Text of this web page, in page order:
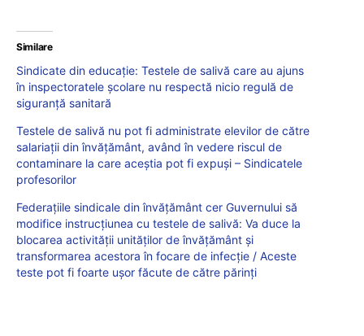
Similare
Sindicate din educație: Testele de salivă care au ajuns
în inspectoratele şcolare nu respectă nicio regulă de
siguranţă sanitară
Testele de salivă nu pot fi administrate elevilor de către
salariații din învățământ, având în vedere riscul de
contaminare la care aceștia pot fi expuși – Sindicatele
profesorilor
Federațiile sindicale din învățământ cer Guvernului să
modifice instrucțiunea cu testele de salivă: Va duce la
blocarea activității unităților de învățământ și
transformarea acestora în focare de infecție / Aceste
teste pot fi foarte ușor făcute de către părinți